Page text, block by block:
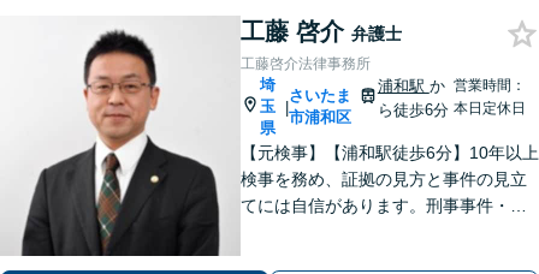
工藤 啓介 弁護士
工藤啓介法律事務所
埼
玉
県
|
さいたま
市浦和区
浦和駅 か
ら徒歩6分
営業時間：
本日定休日
【元検事】【浦和駅徒歩6分】10年以上
検事を務め、証拠の見方と事件の見立
てには自信があります。刑事事件・離